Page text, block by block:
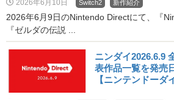
2026年6月10日 Switch2 新作紹介
2026年6月9日のNintendo Directにて、『
『ゼルダの伝説 ...
ニンダイ2026.6.9
表作品一覧を発売
【ニンテンドーダ